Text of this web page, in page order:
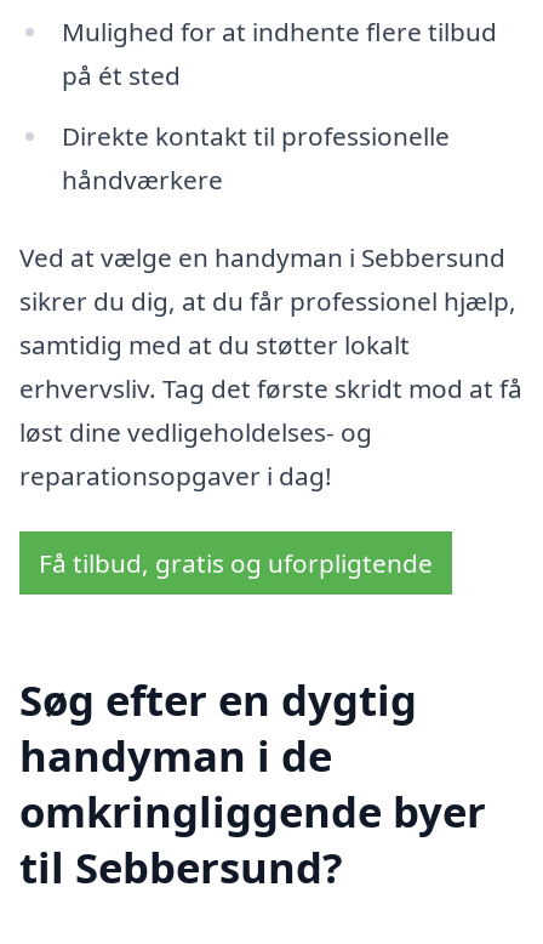
Mulighed for at indhente flere tilbud
på ét sted
Direkte kontakt til professionelle
håndværkere
Ved at vælge en handyman i Sebbersund
sikrer du dig, at du får professionel hjælp,
samtidig med at du støtter lokalt
erhvervsliv. Tag det første skridt mod at få
løst dine vedligeholdelses- og
reparationsopgaver i dag!
Få tilbud, gratis og uforpligtende
Søg efter en dygtig
handyman i de
omkringliggende byer
til Sebbersund?